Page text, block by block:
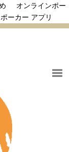
オンラインポー
ポーカー アプリ